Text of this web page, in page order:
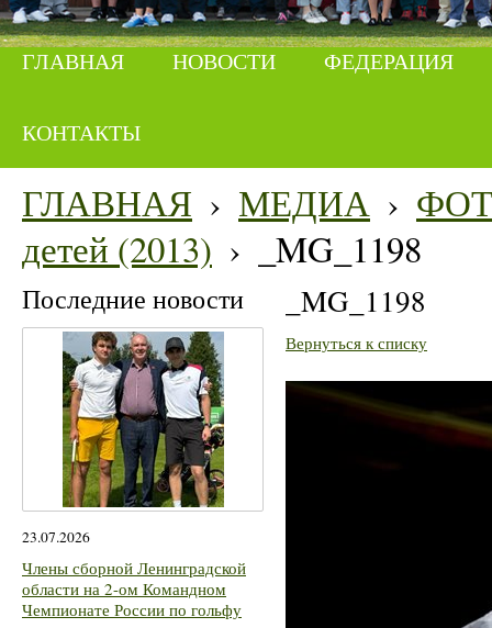
ГЛАВНАЯ НОВОСТИ ФЕДЕРАЦИЯ
КОНТАКТЫ
ГЛАВНАЯ › МЕДИА ›
детей (2013) › _MG_1198
Последние новости
23.07.2026
Члены сборной Ленинградской
области на 2-ом Командном
Чемпионате России по гольфу
_MG_1198
Вернуться к списку